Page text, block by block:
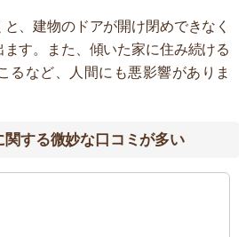
、建物のドアが開け閉めできなく
す。また、傾いた家に住み続ける
るなど、人間にも悪影響がありま
する微妙な口コミが多い